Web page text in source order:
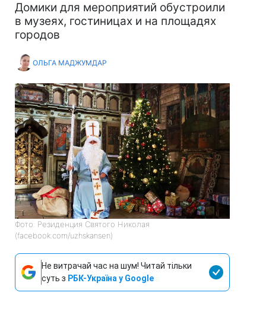
Домики для мероприятий обустроили
в музеях, гостиницах и на площадях
городов
ОЛЬГА МАДЖУМДАР
Фото: Резиденция Святого Николая
(facebook.com/uzhskansen)
Не витрачай час на шум! Читай тільки
суть з РБК-Україна у Google